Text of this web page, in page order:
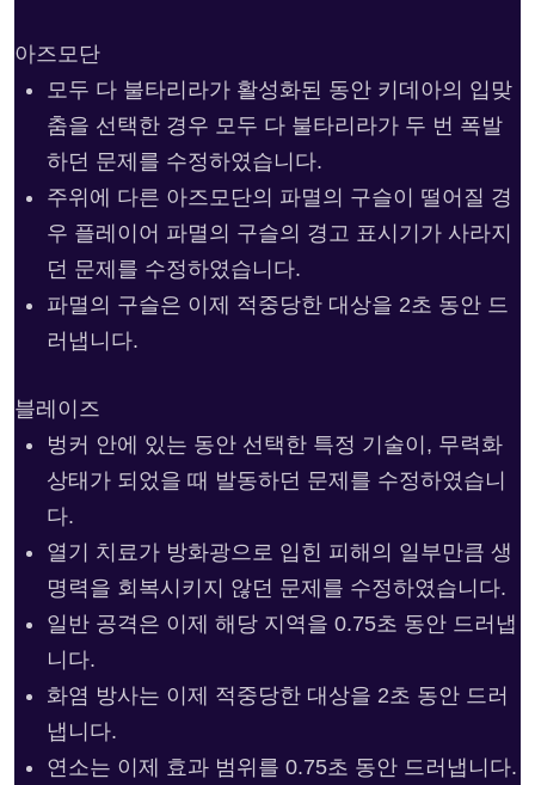
아즈모단
모두 다 불타리라가 활성화된 동안 키데아의 입맞
춤을 선택한 경우 모두 다 불타리라가 두 번 폭발
하던 문제를 수정하였습니다.
주위에 다른 아즈모단의 파멸의 구슬이 떨어질 경
우 플레이어 파멸의 구슬의 경고 표시기가 사라지
던 문제를 수정하였습니다.
파멸의 구슬은 이제 적중당한 대상을 2초 동안 드
러냅니다.
블레이즈
벙커 안에 있는 동안 선택한 특정 기술이, 무력화
상태가 되었을 때 발동하던 문제를 수정하였습니
다.
열기 치료가 방화광으로 입힌 피해의 일부만큼 생
명력을 회복시키지 않던 문제를 수정하였습니다.
일반 공격은 이제 해당 지역을 0.75초 동안 드러냅
니다.
화염 방사는 이제 적중당한 대상을 2초 동안 드러
냅니다.
연소는 이제 효과 범위를 0.75초 동안 드러냅니다.